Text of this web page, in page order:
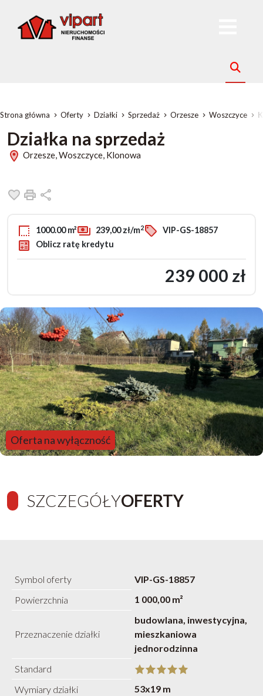
Strona główna Oferty Działki Sprzedaż Orzesze Woszczyce
Działka na sprzedaż
Orzesze, Woszczyce, Klonowa
Dodaj do ulubionych
Drukuj
1000.00 m² 239,00 zł/m2
VIP-GS-18857
Oblicz ratę kredytu
239 000 zł
Oferta na wyłączność
SZCZEGÓŁYOFERTY
Symbol oferty
VIP-GS-18857
Powierzchnia
1 000,00 m²
Przeznaczenie działki
budowlana, inwestycyjna,
mieszkaniowa
jednorodzinna
Standard
Wymiary działki
53x19 m